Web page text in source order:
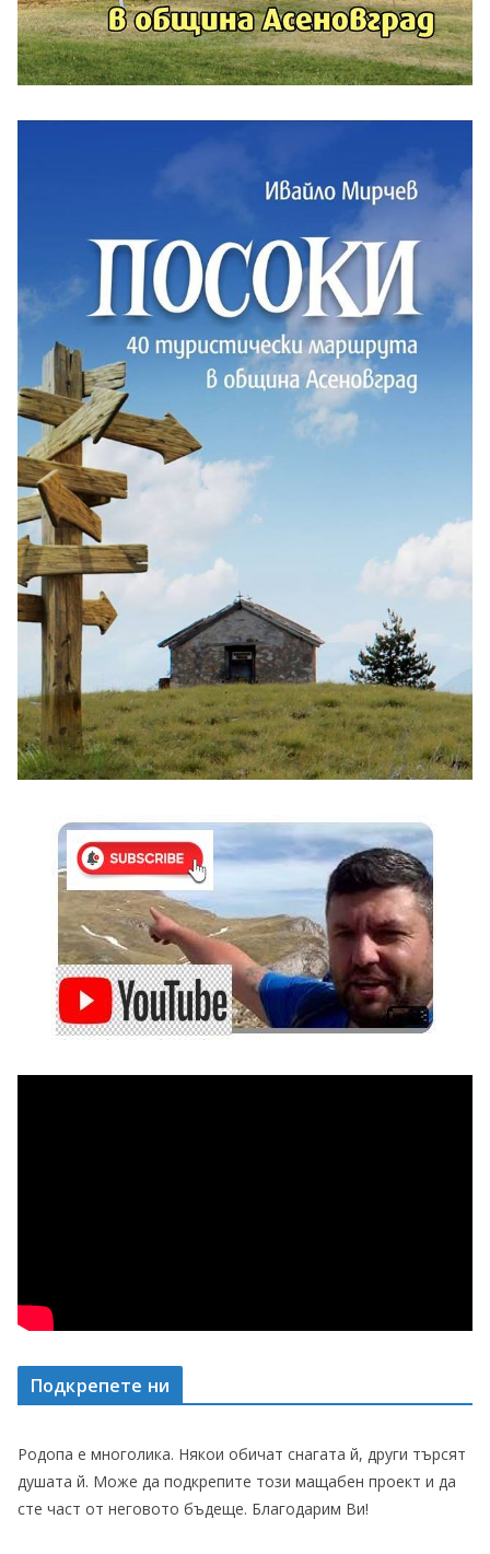
Подкрепете ни
Родопа е многолика. Някои обичат снагата й, други търсят
душата й. Може да подкрепите този мащабен проект и да
сте част от неговото бъдеще. Благодарим Ви!